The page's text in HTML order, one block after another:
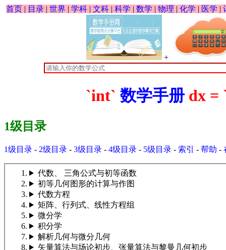
首页 | 目录 | 世界 | 学科 | 文科 | 科学 | 数学 | 物理 | 化学 | 医学 |
+
`int` 数学手册dx =
1级目录
1级目录 - 2级目录 - 3级目录 - 4级目录 - 5级目录 - 索引 - 帮助 -